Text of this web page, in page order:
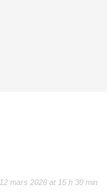
12 mars 2026 at 15 h 30 min